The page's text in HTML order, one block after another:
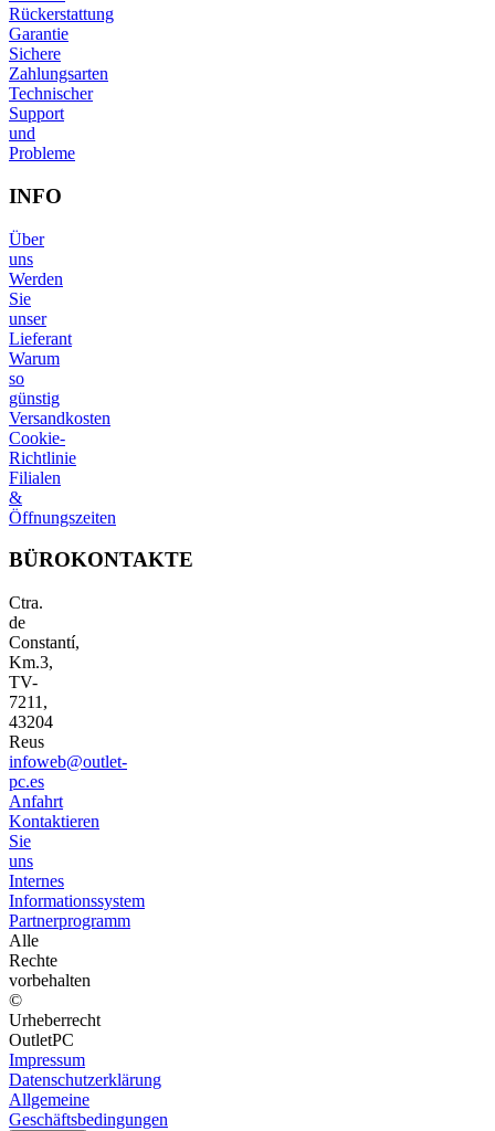
Rückerstattung
Garantie
Sichere
Zahlungsarten
Technischer
Support
und
Probleme
INFO
Über
uns
Werden
Sie
unser
Lieferant
Warum
so
günstig
Versandkosten
Cookie-
Richtlinie
Filialen
&
Öffnungszeiten
BÜROKONTAKTE
Ctra.
de
Constantí,
Km.3,
TV-
7211,
43204
Reus
infoweb@outlet-
pc.es
Anfahrt
Kontaktieren
Sie
uns
Internes
Informationssystem
Partnerprogramm
Alle
Rechte
vorbehalten
©
Urheberrecht
OutletPC
Impressum
Datenschutzerklärung
Allgemeine
Geschäftsbedingungen